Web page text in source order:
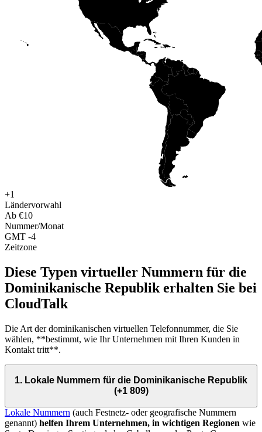
+1
Ländervorwahl
Ab €10
Nummer/Monat
GMT -4
Zeitzone
Diese Typen virtueller Nummern für die
Dominikanische Republik erhalten Sie bei
CloudTalk
Die Art der dominikanischen virtuellen Telefonnummer, die Sie
wählen, **bestimmt, wie Ihr Unternehmen mit Ihren Kunden in
Kontakt tritt**.
1. Lokale Nummern für die Dominikanische Republik
(+1 809)
Lokale Nummern (auch Festnetz- oder geografische Nummern
genannt) helfen Ihrem Unternehmen, in wichtigen Regionen wie